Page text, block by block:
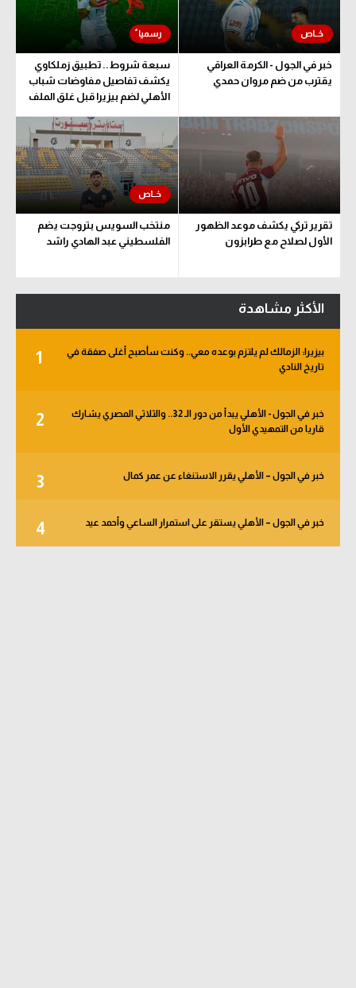
خبر في الجول - الكرمة العراقي
يقترب من ضم مروان حمدي
سبعة شروط.. تطبيق زملكاوي
يكشف تفاصيل مفاوضات شباب
الأهلي لضم بيزيرا قبل غلق الملف
تقرير تركي يكشف موعد الظهور
الأول لصلاح مع طرابزون
منتخب السويس بتروجت يضم
الفلسطيني عبد الهادي راشد
الأكثر مشاهدة
1
بيزيرا: الزمالك لم يلتزم بوعده معي.. وكنت سأصبح أغلى صفقة في
تاريخ النادي
2
خبر في الجول - الأهلي يبدأ من دور الـ 32.. والثلاثي المصري يشارك
قاريا من التمهيدي الأول
3 خبر في الجول – الأهلي يقرر الاستنغاء عن عمر كمال
4 خبر في الجول – الأهلي يستقر على استمرار الساعي وأحمد عيد